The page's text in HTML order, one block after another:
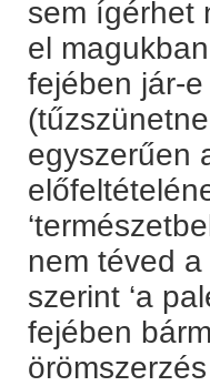
sem ígérhet
el
fejében jár-
egyszerűen
nem téved
szerint ‘a
fejében